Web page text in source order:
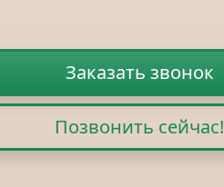
Заказать звонок
Позвонить сейчас!